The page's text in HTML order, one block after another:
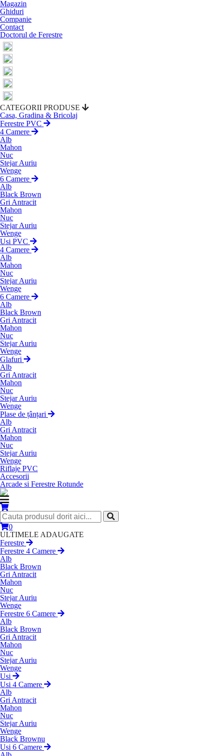
Magazin
Ghiduri
Companie
Contact
Doctorul de Ferestre
CATEGORII PRODUSE
Casa, Gradina & Bricolaj
Ferestre PVC
4 Camere
Alb
Mahon
Nuc
Stejar Auriu
Wenge
6 Camere
Alb
Black Brown
Gri Antracit
Mahon
Nuc
Stejar Auriu
Wenge
Usi PVC
4 Camere
Alb
Mahon
Nuc
Stejar Auriu
Wenge
6 Camere
Alb
Black Brown
Gri Antracit
Mahon
Nuc
Stejar Auriu
Wenge
Glafuri
Alb
Gri Antracit
Mahon
Nuc
Stejar Auriu
Wenge
Plase de țânțari
Alb
Gri Antracit
Mahon
Nuc
Stejar Auriu
Wenge
Riflaje PVC
Accesorii
Arcade si Ferestre Rotunde
0
ULTIMELE ADAUGATE
Ferestre
Ferestre 4 Camere
Alb
Black Brown
Gri Antracit
Mahon
Nuc
Stejar Auriu
Wenge
Ferestre 6 Camere
Alb
Black Brown
Gri Antracit
Mahon
Nuc
Stejar Auriu
Wenge
Usi
Usi 4 Camere
Alb
Gri Antracit
Mahon
Nuc
Stejar Auriu
Wenge
Black Brownu
Usi 6 Camere